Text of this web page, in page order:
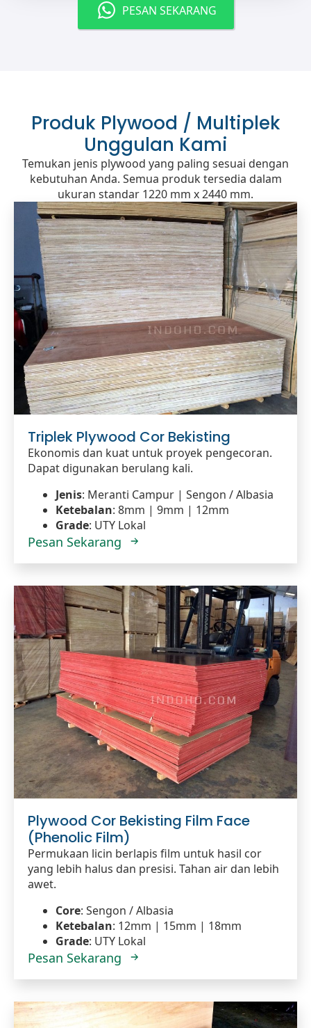
PESAN SEKARANG
Produk Plywood / Multiplek
Unggulan Kami
Temukan jenis plywood yang paling sesuai dengan
kebutuhan Anda. Semua produk tersedia dalam
ukuran standar 1220 mm x 2440 mm.
Triplek Plywood Cor Bekisting
Ekonomis dan kuat untuk proyek pengecoran.
Dapat digunakan berulang kali.
Jenis: Meranti Campur | Sengon / Albasia
Ketebalan: 8mm | 9mm | 12mm
Grade: UTY Lokal
Pesan Sekarang
Plywood Cor Bekisting Film Face
(Phenolic Film)
Permukaan licin berlapis film untuk hasil cor
yang lebih halus dan presisi. Tahan air dan lebih
awet.
Core: Sengon / Albasia
Ketebalan: 12mm | 15mm | 18mm
Grade: UTY Lokal
Pesan Sekarang